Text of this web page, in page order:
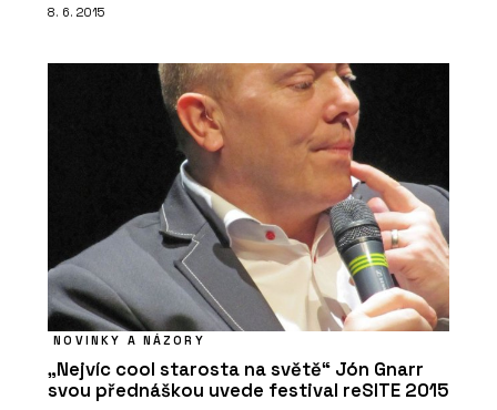
8. 6. 2015
NOVINKY A NÁZORY
„Nejvíc cool starosta na světě“ Jón Gnarr
svou přednáškou uvede festival reSITE 2015